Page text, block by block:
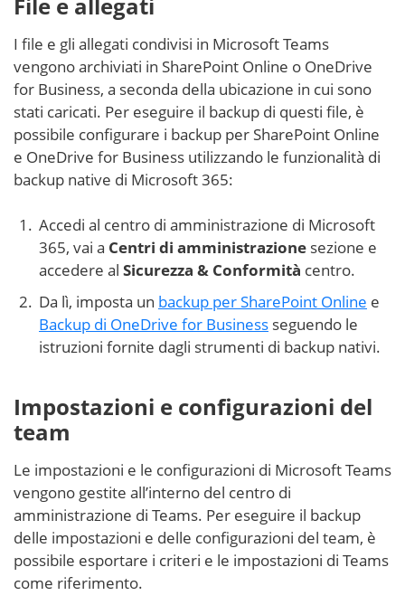
File e allegati
I file e gli allegati condivisi in Microsoft Teams
vengono archiviati in SharePoint Online o OneDrive
for Business, a seconda della ubicazione in cui sono
stati caricati. Per eseguire il backup di questi file, è
possibile configurare i backup per SharePoint Online
e OneDrive for Business utilizzando le funzionalità di
backup native di Microsoft 365:
Accedi al centro di amministrazione di Microsoft
365, vai a Centri di amministrazione sezione e
accedere al Sicurezza & Conformità centro.
Da lì, imposta un backup per SharePoint Online e
Backup di OneDrive for Business seguendo le
istruzioni fornite dagli strumenti di backup nativi.
Impostazioni e configurazioni del
team
Le impostazioni e le configurazioni di Microsoft Teams
vengono gestite all’interno del centro di
amministrazione di Teams. Per eseguire il backup
delle impostazioni e delle configurazioni del team, è
possibile esportare i criteri e le impostazioni di Teams
come riferimento.